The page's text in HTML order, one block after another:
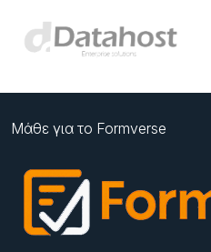
Μάθε για το Formverse